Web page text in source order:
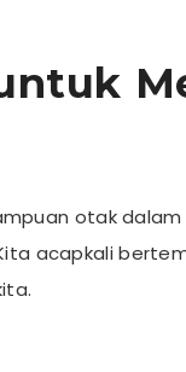
otak
acapkali